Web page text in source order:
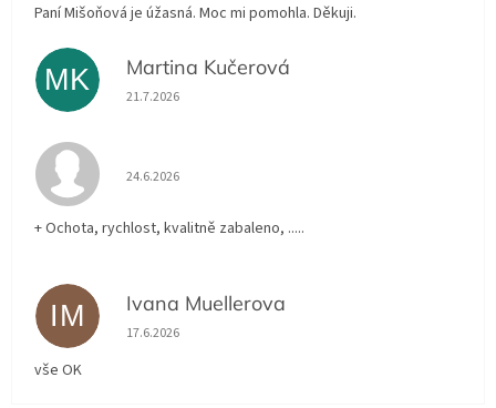
Paní Mišoňová je úžasná. Moc mi pomohla. Děkuji.
MK Martina Kučerová
Hodnocení obchodu je 5 z 5 hvězdiček.
21.7.2026
Hodnocení obchodu je 5 z 5 hvězdiček.
24.6.2026
+ Ochota, rychlost, kvalitně zabaleno, .....
IM Ivana Muellerova
Hodnocení obchodu je 5 z 5 hvězdiček.
17.6.2026
vše OK